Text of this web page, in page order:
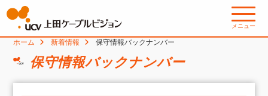
メニュー
ホーム 新着情報 保守情報バックナンバー
保守情報バックナンバー